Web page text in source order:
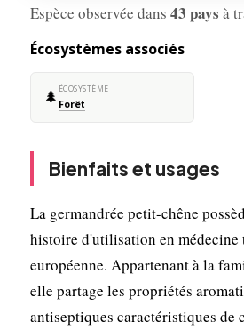
Espèce observée dans 43 pays à
Écosystèmes associés
🌲 ÉCOSYSTÈME
Forêt
Bienfaits et usages
La germandrée petit-chêne
histoire d'utilisation en
européenne. Appartenant à la
elle partage les propriétés
antiseptiques caractéristiques de